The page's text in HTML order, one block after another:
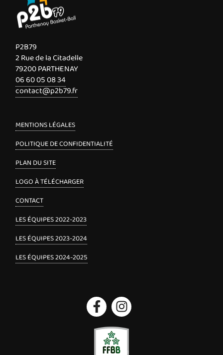
P2B79
2 Rue de la Citadelle
79200 PARTHENAY
06 60 05 08 34
contact@p2b79.fr
MENTIONS LÉGALES
POLITIQUE DE CONFIDENTIALITÉ
PLAN DU SITE
LOGO À TÉLÉCHARGER
CONTACT
LES ÉQUIPES 2022-2023
LES ÉQUIPES 2023-2024
LES ÉQUIPES 2024-2025
FacebookInstagram